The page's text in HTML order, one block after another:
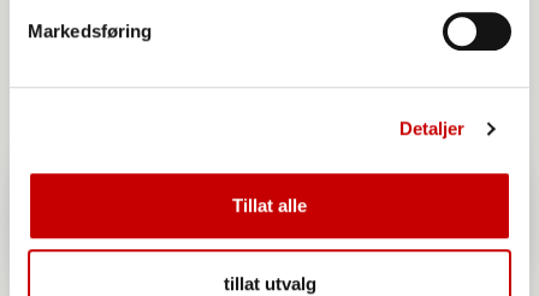
Markedsføring
Detaljer
Tillat alle
tillat utvalg